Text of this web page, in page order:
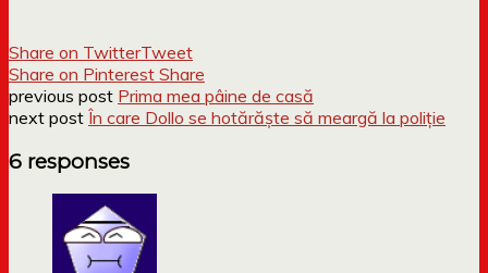
Share on TwitterTweet
Share on Pinterest Share
previous post Prima mea pâine de casă
next post În care Dollo se hotărăște să meargă la poliție
6 responses